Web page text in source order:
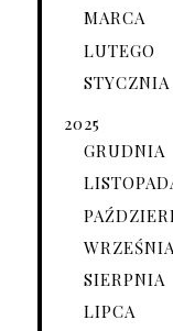
MARCA
LUTEGO
STYCZNIA
2025
GRUDNIA
WRZEŚNIA
SIERPNIA
LIPCA